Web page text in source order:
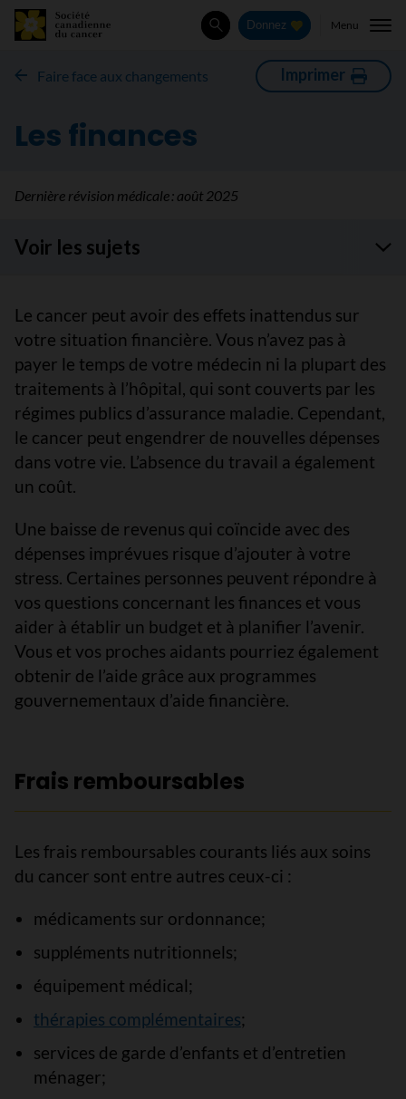
Rechercher
Donnez Menu
Faire face aux changements Imprimer
Les finances
Dernière révision médicale : août 2025
Voir les sujets
Le cancer peut avoir des effets inattendus sur
votre situation financière. Vous n’avez pas à
payer le temps de votre médecin ni la plupart des
traitements à l’hôpital, qui sont couverts par les
régimes publics d’assurance maladie. Cependant,
le cancer peut engendrer de nouvelles dépenses
dans votre vie. L’absence du travail a également
un coût.
Une baisse de revenus qui coïncide avec des
dépenses imprévues risque d’ajouter à votre
stress. Certaines personnes peuvent répondre à
vos questions concernant les finances et vous
aider à établir un budget et à planifier l’avenir.
Vous et vos proches aidants pourriez également
obtenir de l’aide grâce aux programmes
gouvernementaux d’aide financière.
Frais remboursables
Les frais remboursables courants liés aux soins
du cancer sont entre autres ceux-ci :
médicaments sur ordonnance;
suppléments nutritionnels;
équipement médical;
thérapies complémentaires;
services de garde d’enfants et d’entretien
ménager;